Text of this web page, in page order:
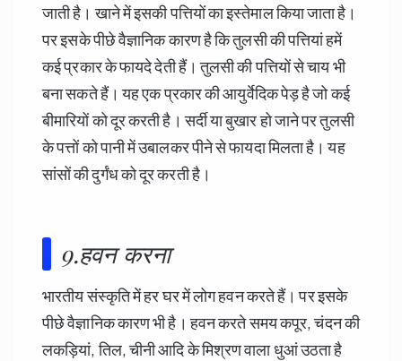
जाती है। खाने में इसकी पत्तियों का इस्तेमाल किया जाता है।
पर इसके पीछे वैज्ञानिक कारण है कि तुलसी की पत्तियां हमें
कई प्रकार के फायदे देती हैं। तुलसी की पत्तियों से चाय भी
बना सकते हैं। यह एक प्रकार की आयुर्वेदिक पेड़ है जो कई
बीमारियों को दूर करती है। सर्दी या बुखार हो जाने पर तुलसी
के पत्तों को पानी में उबालकर पीने से फायदा मिलता है। यह
सांसों की दुर्गंध को दूर करती है।
9.हवन करना
भारतीय संस्कृति में हर घर में लोग हवन करते हैं। पर इसके
पीछे वैज्ञानिक कारण भी है। हवन करते समय कपूर, चंदन की
लकड़ियां, तिल, चीनी आदि के मिश्रण वाला धुआं उठता है